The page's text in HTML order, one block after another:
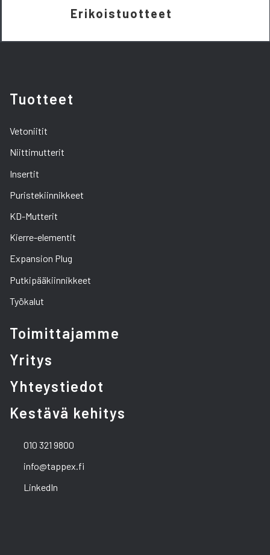
Erikoistuotteet
Tuotteet
Vetoniitit
Niittimutterit
Insertit
Puristekiinnikkeet
KD-Mutterit
Kierre-elementit
Expansion Plug
Putkipääkiinnikkeet
Työkalut
Toimittajamme
Yritys
Yhteystiedot
Kestävä kehitys
010 321 9800
info@tappex.fi
LinkedIn